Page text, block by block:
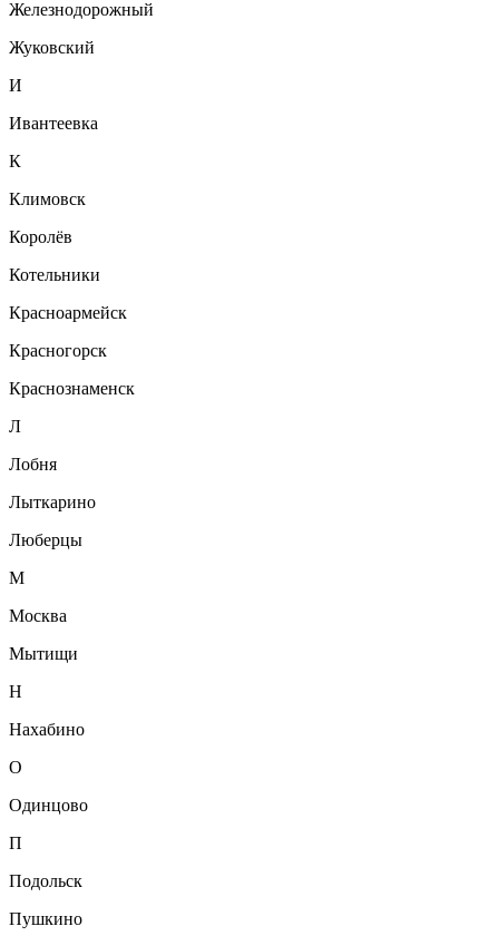
Железнодорожный
Жуковский
И
Ивантеевка
К
Климовск
Королёв
Котельники
Красноармейск
Красногорск
Краснознаменск
Л
Лобня
Лыткарино
Люберцы
М
Москва
Мытищи
Н
Нахабино
О
Одинцово
П
Подольск
Пушкино